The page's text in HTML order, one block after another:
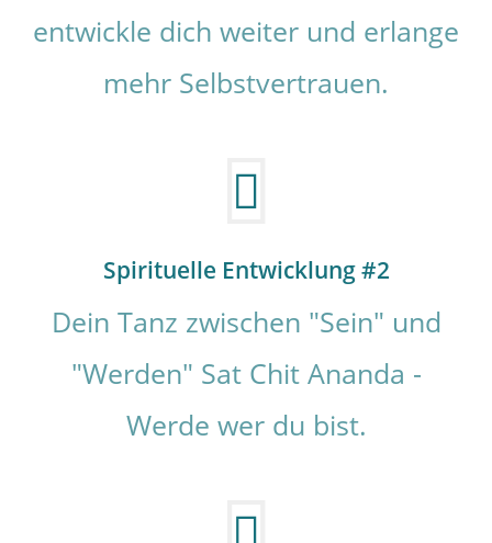
entwickle dich weiter und erlange
mehr Selbstvertrauen.
Spirituelle Entwicklung #2
Dein Tanz zwischen "Sein" und
"Werden" Sat Chit Ananda -
Werde wer du bist.